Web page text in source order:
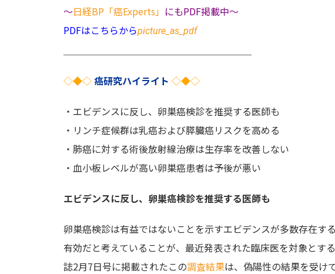
～日経BP「癌Experts」 にもPDF掲載中～
PDFはこちらからpicture_as_pdf
◇◆◇癌研究ハイライト ◇◆◇
・エビデンスに反し、卵巣癌検診を推奨する医師も
・リンチ症候群は乳癌および膵臓癌リスクを高める
・肺癌に対する術後放射線治療は生存率を改善しない
・血小板レベルが高い卵巣癌患者は予後が悪い
エビデンスに反し、卵巣癌検診を推奨する医師も
卵巣癌検診は有益ではないことを示すエビデンスが多数存在す
有効だと考えていることが、最近発表された臨床医を対象と
誌2月7日号に掲載されたこの調査結果は、偽陽性の結果を受け